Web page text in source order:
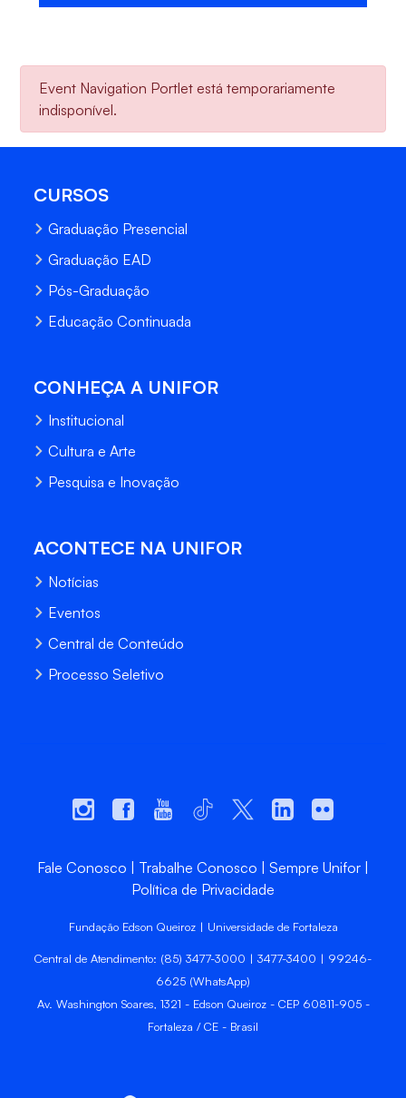
Event Navigation Portlet está temporariamente
indisponível.
CURSOS
Graduação Presencial
Graduação EAD
Pós-Graduação
Educação Continuada
CONHEÇA A UNIFOR
Institucional
Cultura e Arte
Pesquisa e Inovação
ACONTECE NA UNIFOR
Notícias
Eventos
Central de Conteúdo
Processo Seletivo
Fale Conosco Trabalhe Conosco
Sempre Unifor
Política de Privacidade
Fundação Edson Queiroz | Universidade de Fortaleza
Central de Atendimento: (85) 3477-3000 | 3477-3400 | 99246-
6625 (WhatsApp)
Av. Washington Soares, 1321 - Edson Queiroz - CEP 60811-905 -
Fortaleza / CE - Brasil